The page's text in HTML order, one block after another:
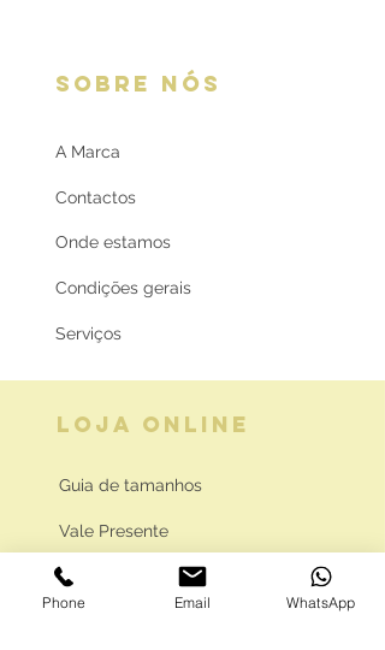
SOBRE NÓS
A Marca
Contactos
Onde estamos
Condições gerais
Serviços
LOJA ONLINE
Guia de tamanhos
Vale Presente
Envios e Portes
Phone Email WhatsApp